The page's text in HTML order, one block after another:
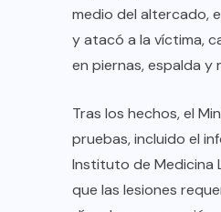
medio del altercado,
y atacó a la víctima,
en piernas, espalda y
Tras los hechos, el
pruebas, incluido el
Instituto de Medicina
que las lesiones